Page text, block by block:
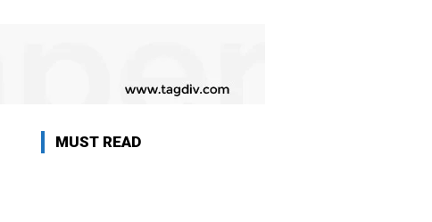
MUST READ